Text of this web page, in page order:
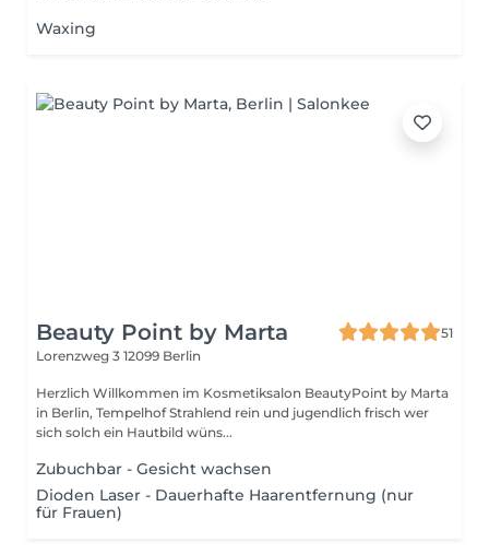
Waxing
Beauty Point by Marta
51
Lorenzweg 3 12099 Berlin
Herzlich Willkommen im Kosmetiksalon BeautyPoint by Marta
in Berlin, Tempelhof Strahlend rein und jugendlich frisch wer
sich solch ein Hautbild wüns...
Zubuchbar - Gesicht wachsen
Dioden Laser - Dauerhafte Haarentfernung (nur
für Frauen)